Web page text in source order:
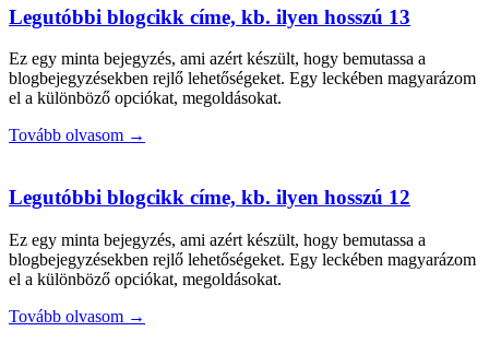
Legutóbbi blogcikk címe, kb. ilyen hosszú 13
Ez egy minta bejegyzés, ami azért készült, hogy bemutassa a
blogbejegyzésekben rejlő lehetőségeket. Egy leckében magyarázom
el a különböző opciókat, megoldásokat.
Tovább olvasom →
Legutóbbi blogcikk címe, kb. ilyen hosszú 12
Ez egy minta bejegyzés, ami azért készült, hogy bemutassa a
blogbejegyzésekben rejlő lehetőségeket. Egy leckében magyarázom
el a különböző opciókat, megoldásokat.
Tovább olvasom →